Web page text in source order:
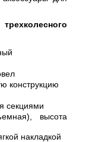
конструкцию
секциями
высота
накладкой